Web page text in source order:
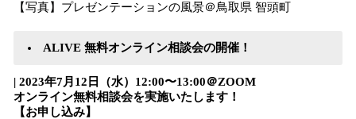
【写真】プレゼンテーションの風景＠鳥取県 智頭町
ALIVE 無料オンライン相談会の開催！
| 2023年7月12日（水）12:00〜13:00＠ZOOM
オンライン無料相談会を実施いたします！
【お申し込み】